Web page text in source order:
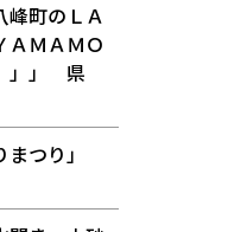
町のＬＡ
ＭＡＭＯ
」」 県
まつり」